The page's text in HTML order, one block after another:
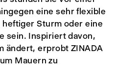
eine sehr flexible
heftiger Sturm oder eine
sein. Inspiriert davon,
ändert, erprobt ZINADA
Mauern zu